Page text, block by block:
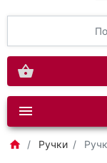
Ручки